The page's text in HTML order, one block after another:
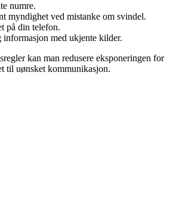
numre.
myndighet ved mistanke om svindel.
på din telefon.
informasjon med ukjente kilder.
kan man redusere eksponeringen for
til uønsket kommunikasjon.